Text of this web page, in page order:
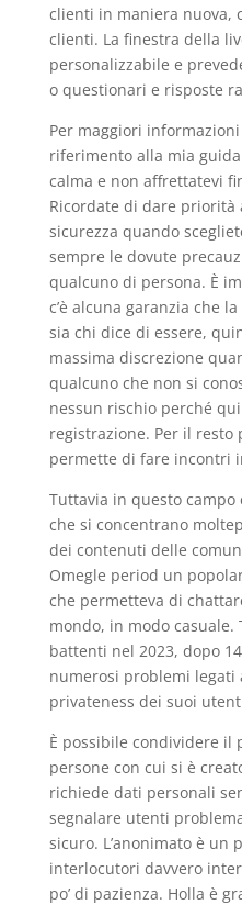
clienti in maniera nuova,
clienti. La finestra della
personalizzabile e
o questionari e risposte
Per maggiori
riferimento alla mia
calma e non affrettatevi
Ricordate di dare priorità
sicurezza quando
sempre le dovute
qualcuno di persona. È
c’è alcuna garanzia che
sia chi dice di essere,
massima discrezione
qualcuno che non si
nessun rischio perché
registrazione. Per il resto
permette di fare incontri
Tuttavia in questo
che si concentrano
dei contenuti delle
Omegle period un
che permetteva di
mondo, in modo
battenti nel 2023, dopo
numerosi problemi legati
privateness dei suoi
È possibile condividere
persone con cui si è
richiede dati personali
segnalare utenti
sicuro. L’anonimato è un
interlocutori davvero
po’ di pazienza. Holla è